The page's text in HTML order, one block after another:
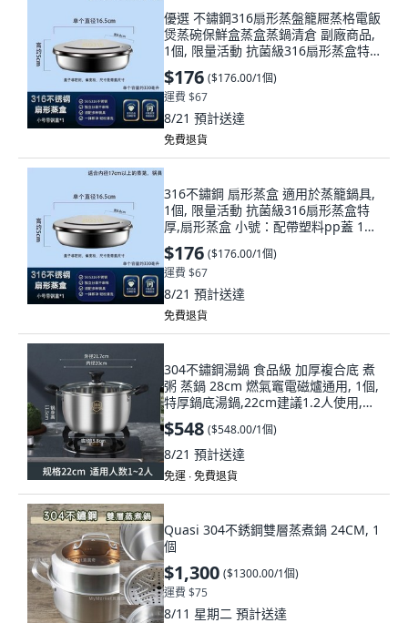
優選 不鏽鋼316扇形蒸盤籠屜蒸格電飯
煲蒸碗保鮮盒蒸盒蒸鍋清倉 副廠商品,
1個, 限量活動 抗菌級316扇形蒸盒特
厚,普通款 味盒 有塑料pp蓋
$176 ($176.00/1個)
運費 $67
8/21 預計送達
免費退貨
316不鏽鋼 扇形蒸盒 適用於蒸籠鍋具,
1個, 限量活動 抗菌級316扇形蒸盒特
厚,扇形蒸盒 小號：配帶塑料pp蓋 1個
裝
$176 ($176.00/1個)
運費 $67
8/21 預計送達
免費退貨
304不鏽鋼湯鍋 食品級 加厚複合底 煮
粥 蒸鍋 28cm 燃氣竈電磁爐通用, 1個,
特厚鍋底湯鍋,22cm建議1.2人使用,
22cm, 湯鍋
$548 ($548.00/1個)
8/21 預計送達
免運 ∙ 免費退貨
Quasi 304不銹鋼雙層蒸煮鍋 24CM, 1
個
$1,300 ($1300.00/1個)
運費 $75
8/11 星期二 預計送達